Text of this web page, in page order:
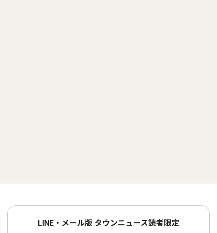
LINE・メール版 タウンニュース読者限定